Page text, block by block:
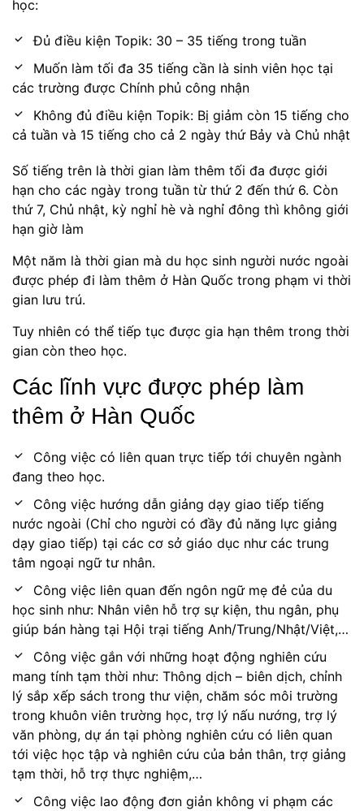
học:
Đủ điều kiện Topik: 30 – 35 tiếng trong tuần
Muốn làm tối đa 35 tiếng cần là sinh viên học tại
các trường được Chính phủ công nhận
Không đủ điều kiện Topik: Bị giảm còn 15 tiếng cho
cả tuần và 15 tiếng cho cả 2 ngày thứ Bảy và Chủ nhật
Số tiếng trên là thời gian làm thêm tối đa được giới
hạn cho các ngày trong tuần từ thứ 2 đến thứ 6. Còn
thứ 7, Chủ nhật, kỳ nghỉ hè và nghỉ đông thì không giới
hạn giờ làm
Một năm là thời gian mà du học sinh người nước ngoài
được phép đi làm thêm ở Hàn Quốc trong phạm vi thời
gian lưu trú.
Tuy nhiên có thể tiếp tục được gia hạn thêm trong thời
gian còn theo học.
Các lĩnh vực được phép làm
thêm ở Hàn Quốc
Công việc có liên quan trực tiếp tới chuyên ngành
đang theo học.
Công việc hướng dẫn giảng dạy giao tiếp tiếng
nước ngoài (Chỉ cho người có đầy đủ năng lực giảng
dạy giao tiếp) tại các cơ sở giáo dục như các trung
tâm ngoại ngữ tư nhân.
Công việc liên quan đến ngôn ngữ mẹ đẻ của du
học sinh như: Nhân viên hỗ trợ sự kiện, thu ngân, phụ
giúp bán hàng tại Hội trại tiếng Anh/Trung/Nhật/Việt,…
Công việc gắn với những hoạt động nghiên cứu
mang tính tạm thời như: Thông dịch – biên dịch, chỉnh
lý sắp xếp sách trong thư viện, chăm sóc môi trường
trong khuôn viên trường học, trợ lý nấu nướng, trợ lý
văn phòng, dự án tại phòng nghiên cứu có liên quan
tới việc học tập và nghiên cứu của bản thân, trợ giảng
tạm thời, hỗ trợ thực nghiệm,…
Công việc lao động đơn giản không vi phạm các